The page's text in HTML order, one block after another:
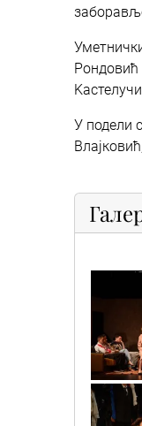
Рондовић
У подели